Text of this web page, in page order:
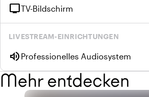
tvTV-Bildschirm
LIVESTREAM-EINRICHTUNGEN
volume_up Professionelles Audiosystem
Mehr entdecken